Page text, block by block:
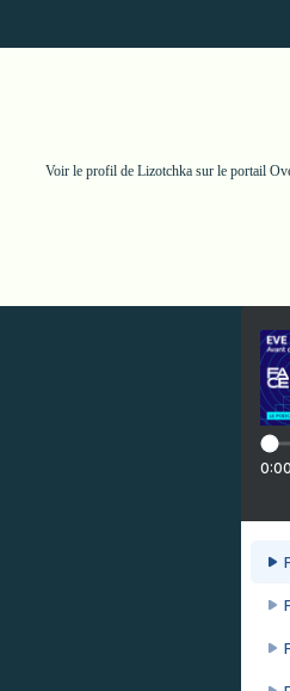
Voir le profil de Lizotchkasur le portail
0:00